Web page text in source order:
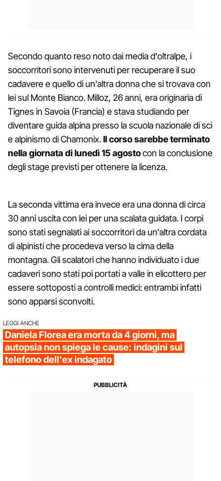
Secondo quanto reso noto dai media d'oltralpe, i
soccorritori sono intervenuti per recuperare il suo
cadavere e quello di un'altra donna che si trovava con
lei sul Monte Bianco. Milloz, 26 anni, era originaria di
Tignes in Savoia (Francia) e stava studiando per
diventare guida alpina presso la scuola nazionale di sci
e alpinismo di Chamonix.Il corso sarebbe terminato
nella giornata di lunedì 15 agostocon la conclusione
degli stage previsti per ottenere la licenza.
La seconda vittima era invece era una donna di circa
30 anni uscita con lei per una scalata guidata. I corpi
sono stati segnalati ai soccorritori da un'altra cordata
di alpinisti che procedeva verso la cima della
montagna. Gli scalatori che hanno individuato i due
cadaveri sono stati poi portati a valle in elicottero per
essere sottoposti a controlli medici: entrambi infatti
sono apparsi sconvolti.
LEGGI ANCHE
Daniela Florea era morta da 4 giorni, ma
autopsia non spiega le cause: indagini sul
telefono dell'ex indagato